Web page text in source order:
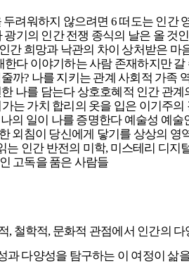
, 철학적, 문화적 관점에서 인간의
과 다양성을 탐구하는 이 여정이삶